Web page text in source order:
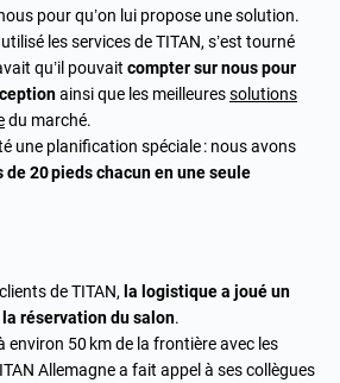
pour qu’on lui propose une solution.
les services de TITAN, s’est tourné
qu’il pouvait compter sur nous pour
ainsi que les meilleuressolutions
du marché.
une planification spéciale : nous avons
de 20 pieds chacun en une seule
de TITAN, la logistique a joué un
réservation du salon.
environ 50 km de la frontière avec les
Allemagne a fait appel à ses collègues